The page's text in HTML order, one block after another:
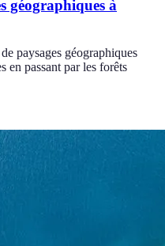
géographiques à
paysages géographiques
en passant par les forêts